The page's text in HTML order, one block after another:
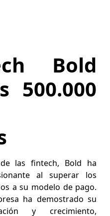
Bold
500.000
las fintech, Bold ha
al superar los
a su modelo de pago.
ha demostrado su
y crecimiento,